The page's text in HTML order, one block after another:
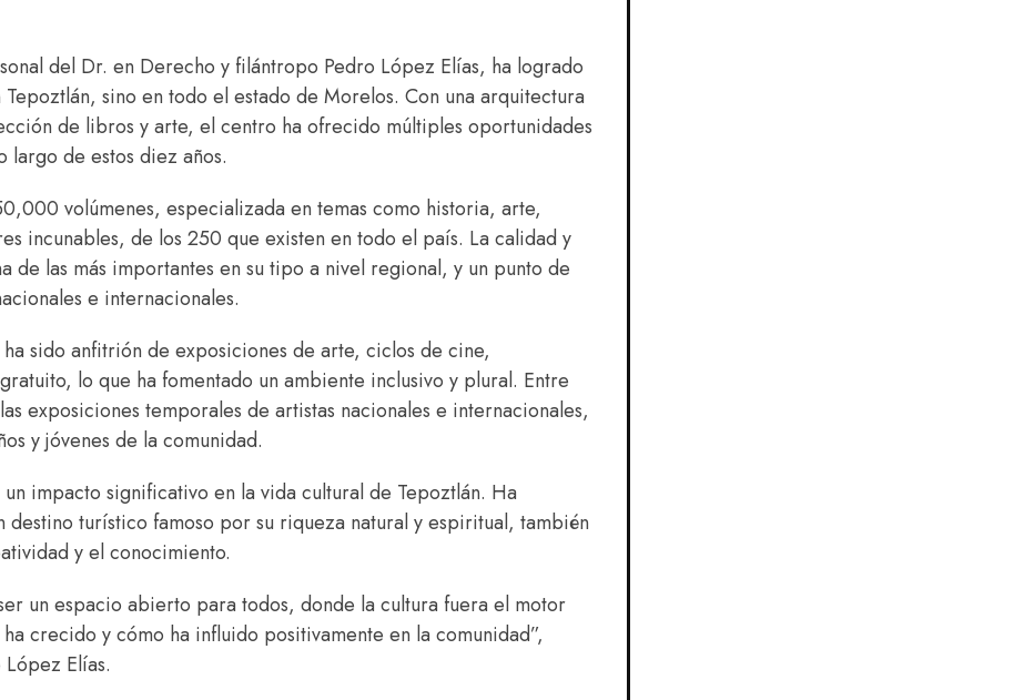
del Dr. en Derecho y filántropo Pedro López Elías, ha logrado
sino en todo el estado de Morelos. Con una arquitectura
de libros y arte, el centro ha ofrecido múltiples oportunidades
de estos diez años.
volúmenes, especializada en temas como historia, arte,
incunables, de los 250 que existen en todo el país. La calidad y
de las más importantes en su tipo a nivel regional, y un punto de
e internacionales.
sido anfitrión de exposiciones de arte, ciclos de cine,
lo que ha fomentado un ambiente inclusivo y plural. Entre
exposiciones temporales de artistas nacionales e internacionales,
y jóvenes de la comunidad.
impacto significativo en la vida cultural de Tepoztlán. Ha
turístico famoso por su riqueza natural y espiritual, también
y el conocimiento.
un espacio abierto para todos, donde la cultura fuera el motor
crecido y cómo ha influido positivamente en la comunidad”,
Elías.